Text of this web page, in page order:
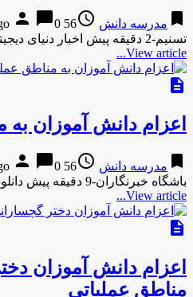
bookmark مدرسه دانش access_time
56 years ago
person chat_bubble0
تسنیم-2 دقیقه پیش اخبار دنیای دیجیتال ورزش و زندگی
View article...
description
اعزام دانش آموزان به
bookmark مدرسه دانش access_time
56 years ago
person chat_bubble0
باشگاه خبرنگاران-9 دقیقه پیش دانلود ها پلاس موبایل دوستان
View article...
description
اعزام دانش آموزان
مناطق عملیاتی